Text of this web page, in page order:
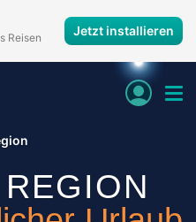
Reisen Jetzt installieren